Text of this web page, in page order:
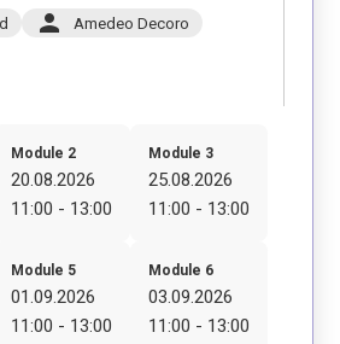
person Amedeo Decoro
Module 2
20.08.2026
11:00 - 13:00
Module 3
25.08.2026
11:00 - 13:00
Module 5
01.09.2026
11:00 - 13:00
Module 6
03.09.2026
11:00 - 13:00